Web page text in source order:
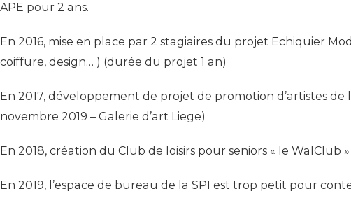
APE pour 2 ans.
En 2016, mise en place par 2 stagiaires du projet Echiquier
coiffure, design… ) (durée du projet 1 an)
En 2017, développement de projet de promotion d’artistes
novembre 2019 – Galerie d’art Liege)
En 2018, création du Club de loisirs pour seniors « le WalClub »
En 2019, l’espace de bureau de la SPI est trop petit pour